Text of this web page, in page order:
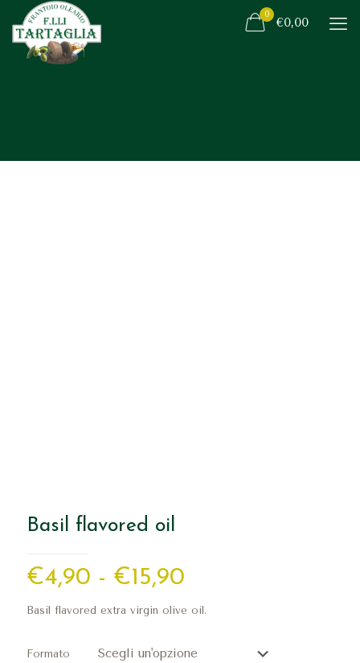
0
€0,00
Basil flavored oil
€4,90 - €15,90
di
da
Basil flavored extra virgin olive oil.
Formato